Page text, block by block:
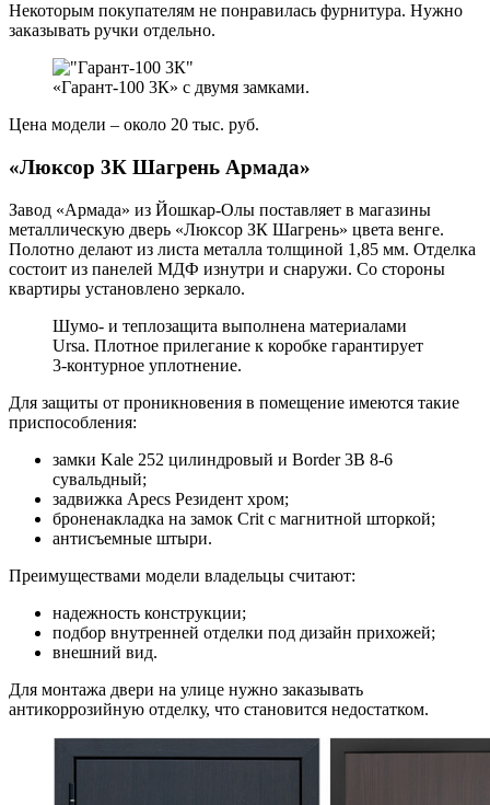
Некоторым покупателям не понравилась фурнитура. Нужно
заказывать ручки отдельно.
«Гарант-100 3К» с двумя замками.
Цена модели – около 20 тыс. руб.
«Люксор 3К Шагрень Армада»
Завод «Армада» из Йошкар-Олы поставляет в магазины
металлическую дверь «Люксор ЗК Шагрень» цвета венге.
Полотно делают из листа металла толщиной 1,85 мм. Отделка
состоит из панелей МДФ изнутри и снаружи. Со стороны
квартиры установлено зеркало.
Шумо- и теплозащита выполнена материалами
Ursa. Плотное прилегание к коробке гарантирует
3-контурное уплотнение.
Для защиты от проникновения в помещение имеются такие
приспособления:
замки Kale 252 цилиндровый и Border 3B 8-6
сувальдный;
задвижка Apecs Резидент хром;
броненакладка на замок Crit с магнитной шторкой;
антисъемные штыри.
Преимуществами модели владельцы считают:
надежность конструкции;
подбор внутренней отделки под дизайн прихожей;
внешний вид.
Для монтажа двери на улице нужно заказывать
антикоррозийную отделку, что становится недостатком.